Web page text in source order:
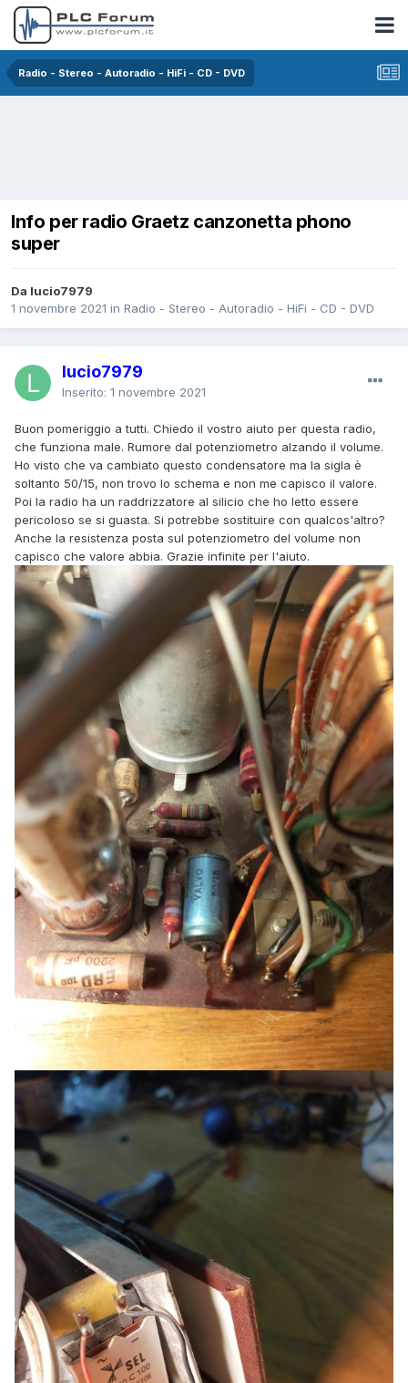
Radio - Stereo - Autoradio - HiFi - CD - DVD
Info per radio Graetz canzonetta phono
super
Da lucio7979
1 novembre 2021 in Radio - Stereo - Autoradio - HiFi - CD - DVD
lucio7979
Inserito: 1 novembre 2021
Buon pomeriggio a tutti. Chiedo il vostro aiuto per questa radio,
che funziona male. Rumore dal potenziometro alzando il volume.
Ho visto che va cambiato questo condensatore ma la sigla è
soltanto 50/15, non trovo lo schema e non me capisco il valore.
Poi la radio ha un raddrizzatore al silicio che ho letto essere
pericoloso se si guasta. Si potrebbe sostituire con qualcos'altro?
Anche la resistenza posta sul potenziometro del volume non
capisco che valore abbia. Grazie infinite per l'aiuto.